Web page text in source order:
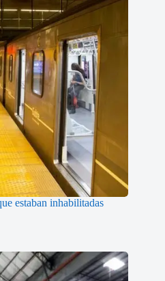
estaban inhabilitadas